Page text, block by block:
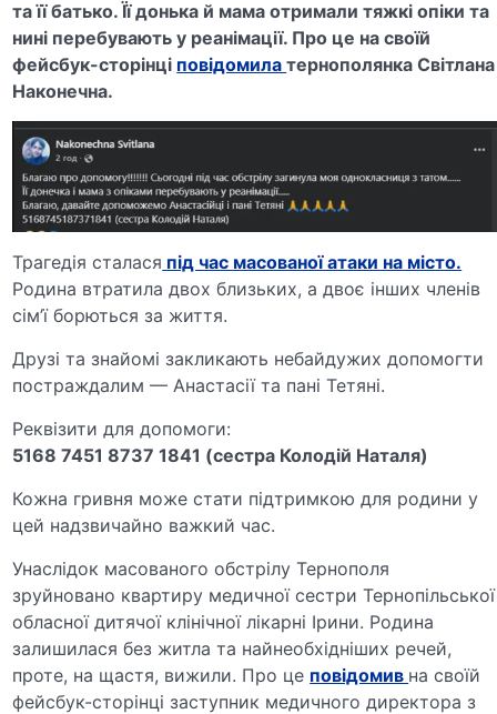
та її батько. Її донька й мама отримали тяжкі опіки та
нині перебувають у реанімації. Про це на своїй
фейсбук-сторінці повідомилатернополянка Світлана
Наконечна.
Трагедія сталася під час масованої атаки на місто.
Родина втратила двох близьких, а двоє інших членів
сім’ї борються за життя.
Друзі та знайомі закликають небайдужих допомогти
постраждалим — Анастасії та пані Тетяні.
Реквізити для допомоги:
5168 7451 8737 1841 (сестра Колодій Наталя)
Кожна гривня може стати підтримкою для родини у
цей надзвичайно важкий час.
Унаслідок масованого обстрілу Тернополя
зруйновано квартиру медичної сестри Тернопільської
обласної дитячої клінічної лікарні Ірини. Родина
залишилася без житла та найнеобхідніших речей,
проте, на щастя, вижили. Про це повідомив на своїй
фейсбук-сторінці заступник медичного директора з